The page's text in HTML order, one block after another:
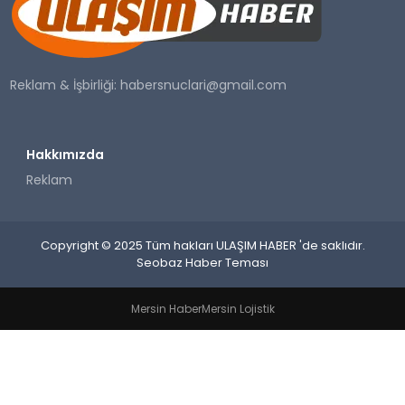
SAĞLIK
YAŞAM
Reklam & İşbirliği:habersnuclari@gmail.com
Hakkımızda
Reklam
Copyright © 2025 Tüm hakları ULAŞIM HABER 'de saklıdır.
Seobaz Haber Teması
Mersin HaberMersin Lojistik